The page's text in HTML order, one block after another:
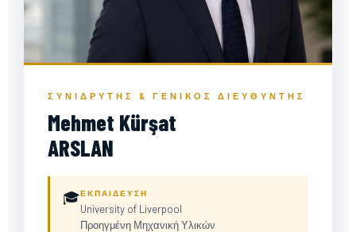
MKA
ΘΑ ΠΡΟΣΤΕΘΕΊ ΦΩΤΟΓΡΑΦΊΑ
ΣΥΝΙΔΡΥΤΉΣ & ΓΕΝΙΚΌΣ ΔΙΕΥΘΥΝΤΉΣ
Mehmet Kürşat
ARSLAN
🎓ΕΚΠΑΊΔΕΥΣΗ
University of Liverpool
Προηγμένη Μηχανική Υλικών